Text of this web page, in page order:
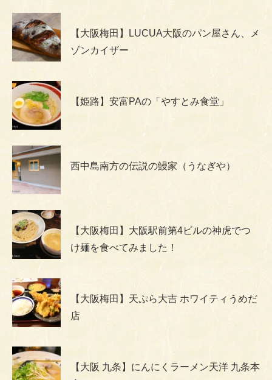
【大阪梅田】LUCUA大阪のパン屋さん、メ
ゾンカイザー
【姫路】安富PAの「やすとみ食堂」
西中島南方の伝説の鰻家（うなぎや）
【大阪梅田】大阪駅前第4ビルの神虎でつ
け麺を食べてみました！
【大阪梅田】天ぷら大吉 ホワイティうめだ
店
【大阪 九条】にんにくラーメン天洋 九条本